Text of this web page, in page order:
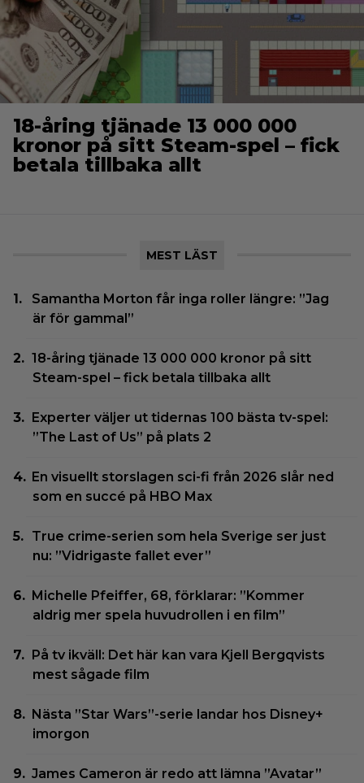
18-åring tjänade 13 000 000
kronor på sitt Steam-spel – fick
betala tillbaka allt
MEST LÄST
Samantha Morton får inga roller längre: ”Jag
är för gammal”
18-åring tjänade 13 000 000 kronor på sitt
Steam-spel – fick betala tillbaka allt
Experter väljer ut tidernas 100 bästa tv-spel:
”The Last of Us” på plats 2
En visuellt storslagen sci-fi från 2026 slår ned
som en succé på HBO Max
True crime-serien som hela Sverige ser just
nu: ”Vidrigaste fallet ever”
Michelle Pfeiffer, 68, förklarar: ”Kommer
aldrig mer spela huvudrollen i en film”
På tv ikväll: Det här kan vara Kjell Bergqvists
mest sågade film
Nästa ”Star Wars”-serie landar hos Disney+
imorgon
James Cameron är redo att lämna ”Avatar”